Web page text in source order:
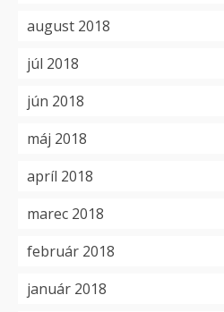
august 2018
júl 2018
jún 2018
máj 2018
apríl 2018
marec 2018
február 2018
január 2018